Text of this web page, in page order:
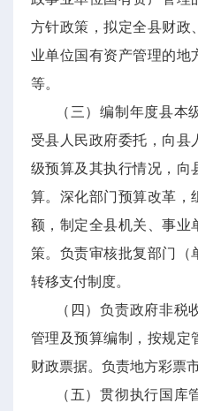
方针政策，拟定全县财政
业单位国有资产管理的地
等。
（三）编制年度县本
受县人民政府委托，向县
级预算及其执行情况，向
算。深化部门预算改革，
额，制定全县机关、事业
策。负责审核批复部门（
转移支付制度。
（四）负责政府非税
管理及预算编制，按规定
财政票据。负责地方彩票
（五）贯彻执行国库